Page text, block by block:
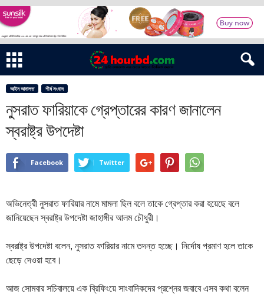
আইন আদালত শীর্ষ সংবাদ
নুসরাত ফারিয়াকে গ্রেপ্তারের কারণ জানালেন
স্বরাষ্ট্র উপদেষ্টা
Facebook Twitter
অভিনেত্রী নুসরাত ফারিয়ার নামে মামলা ছিল বলে তাকে গ্রেপ্তার করা হয়েছে বলে
জানিয়েছেন স্বরাষ্ট্র উপদেষ্টা জাহাঙ্গীর আলম চৌধুরী।
স্বরাষ্ট্র উপদেষ্টা বলেন, নুসরাত ফারিয়ার নামে তদন্ত হচ্ছে। নির্দোষ প্রমাণ হলে তাকে
ছেড়ে দেওয়া হবে।
আজ সোমবার সচিবালয়ে এক ব্রিফিংয়ে সাংবাদিকদের প্রশ্নের জবাবে এসব কথা বলেন